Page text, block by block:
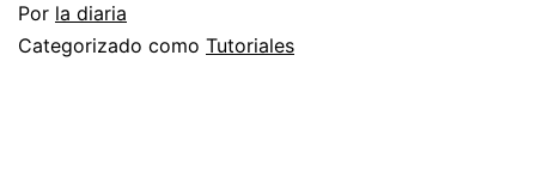
Por la diaria
Categorizado como Tutoriales